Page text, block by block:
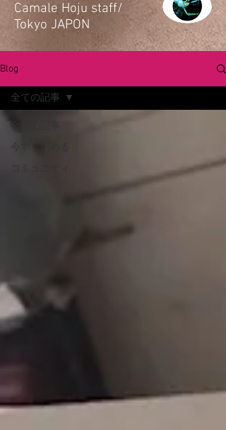
​Camale Hoju staff/
Tokyo JAPON
Blog
全ての記事